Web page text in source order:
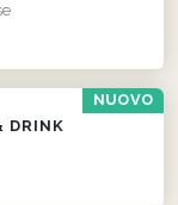
NUOVO
DRINK